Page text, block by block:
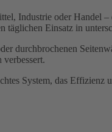
Industrie oder Handel –
täglichen Einsatz in
durchbrochenen
System, das